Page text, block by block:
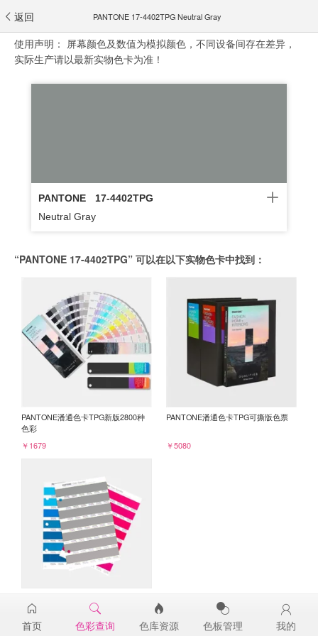
返回 PANTONE 17-4402TPG Neutral Gray
使用声明： 屏幕颜色及数值为模拟颜色，不同设备间存在差异，
实际生产请以最新实物色卡为准！
PANTONE
17-4402TPG
Neutral Gray
“PANTONE 17-4402TPG” 可以在以下实物色卡中找到：
PANTONE潘通色卡TPG新版2800种
色彩
￥1679
PANTONE潘通色卡TPG可撕版色票
￥5080
17-4402TPG
￥98
首页 色彩查询 色库资源 色板管理 我的